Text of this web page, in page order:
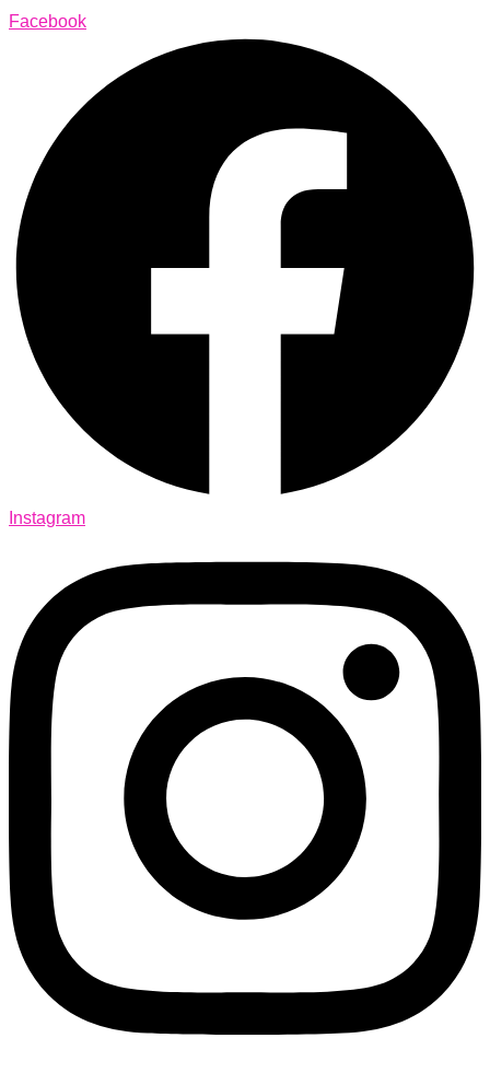
Facebook
Instagram